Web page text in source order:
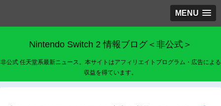
MENU
Nintendo Switch 2 情報ブログ＜非公式＞
非公式 任天堂系最新ニュース。本サイトはアフィリエイトプログラム・広告による
収益を得ています。